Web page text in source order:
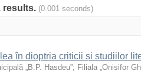
results. (0.001 seconds)
în dioptria criticii și studiilor
„B.P. Hasdeu”; Filiala „Onisifor